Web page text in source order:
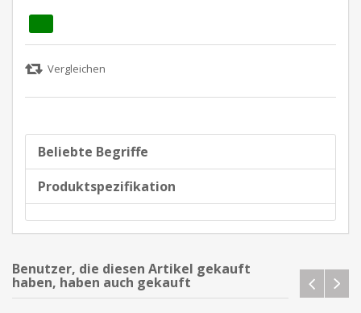
Beliebte Begriffe
Produktspezifikation
Benutzer, die diesen Artikel gekauft
haben, haben auch gekauft